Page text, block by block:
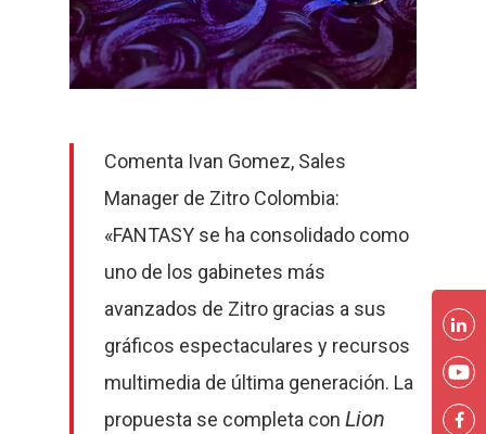
Comenta Ivan Gomez, Sales
Manager de Zitro Colombia:
«FANTASY se ha consolidado como
uno de los gabinetes más
avanzados de Zitro gracias a sus
gráficos espectaculares y recursos
multimedia de última generación. La
propuesta se completa conLion